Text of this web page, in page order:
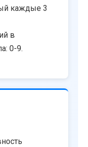
каждые 3
в
0-9.